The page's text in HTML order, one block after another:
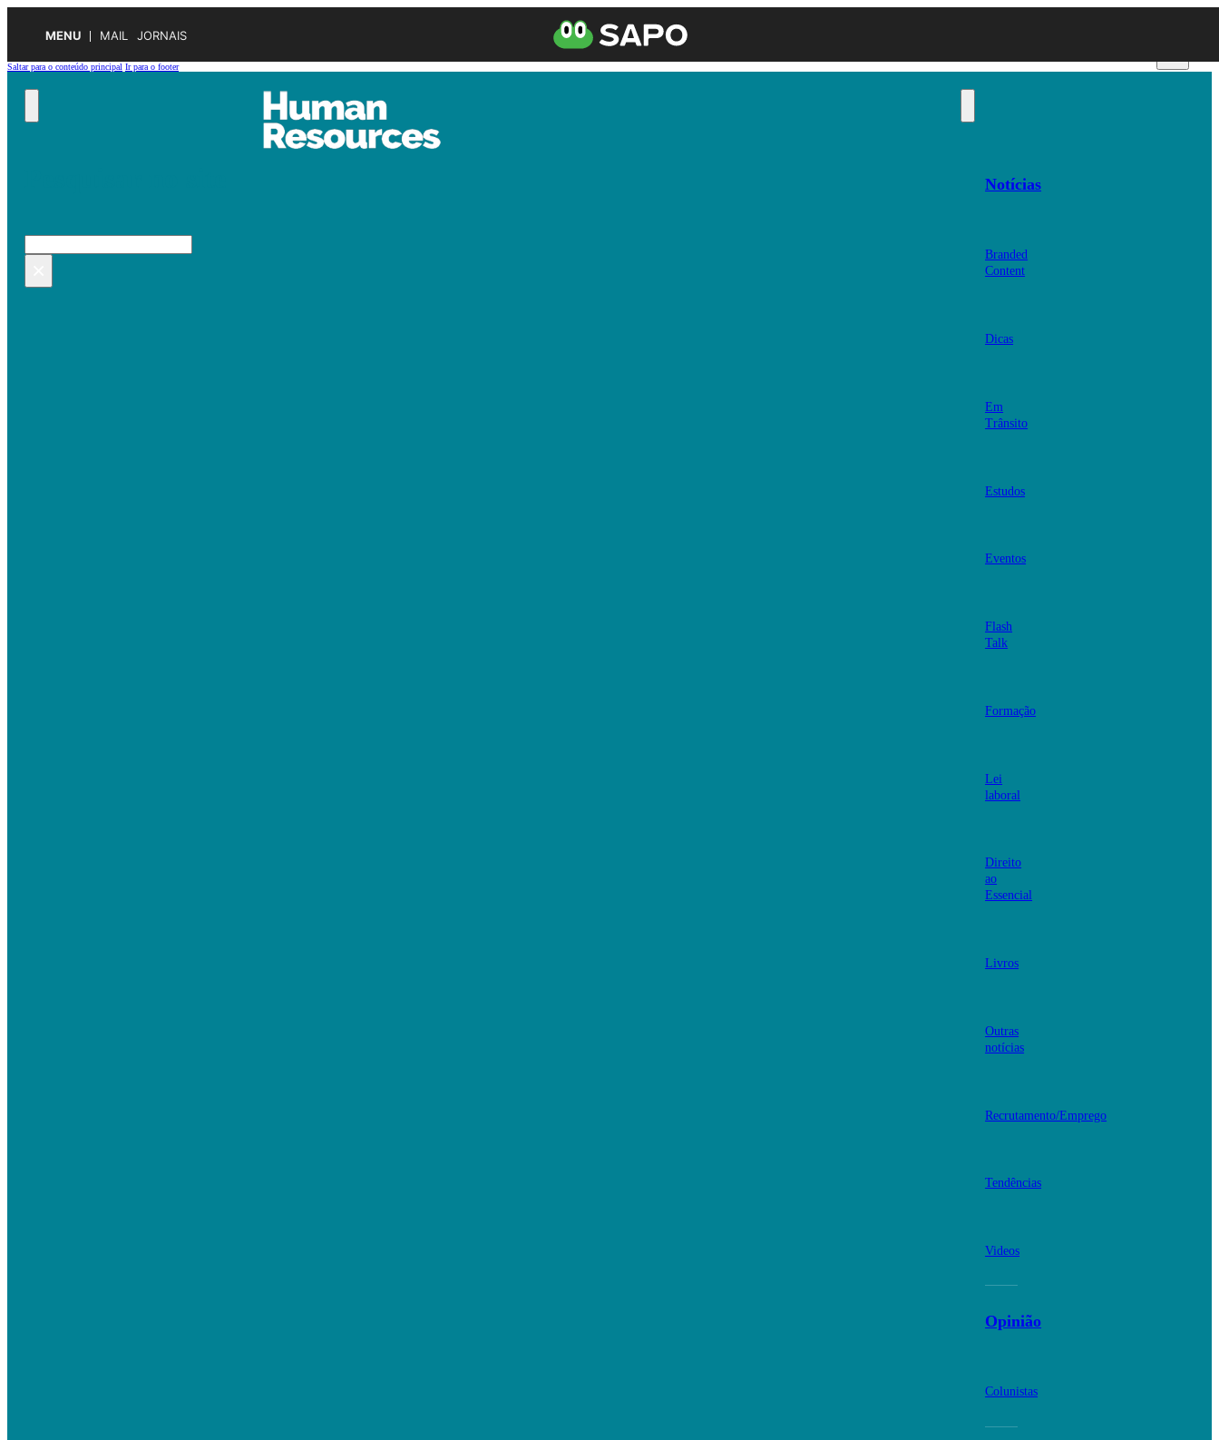
MENU MAIL JORNAIS
Saltar para o conteúdo principal Ir para o footer
Pesquisar
Notícias
Branded
Content
Dicas
Em
Trânsito
Estudos
Eventos
Flash
Talk
Formação
Lei
laboral
Direito
ao
Essencial
Livros
Outras
notícias
Recrutamento/Emprego
Tendências
Videos
Opinião
Colunistas